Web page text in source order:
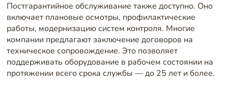
Постгарантийное обслуживание также доступно. Оно
включает плановые осмотры, профилактические
работы, модернизацию систем контроля. Многие
компании предлагают заключение договоров на
техническое сопровождение. Это позволяет
поддерживать оборудование в рабочем состоянии на
протяжении всего срока службы — до 25 лет и более.